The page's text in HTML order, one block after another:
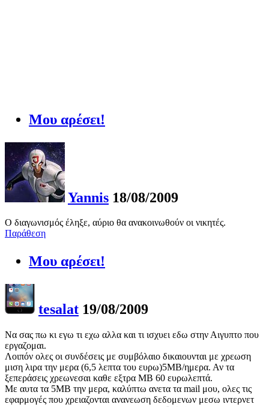
Μου αρέσει!
Yannis 18/08/2009
Ο διαγωνισμός έληξε, αύριο θα ανακοινωθούν οι νικητές.
Παράθεση
Μου αρέσει!
tesalat 19/08/2009
Να σας πω κι εγω τι εχω αλλα και τι ισχυει εδω στην Αιγυπτο που
εργαζομαι.
Λοιπόν ολες οι συνδέσεις με συμβόλαιο δικαιουνται με χρεωση
μιση λιρα την μερα (6,5 λεπτα του ευρω)5ΜΒ/ημερα. Αν τα
ξεπεράσεις χρεωνεσαι καθε εξτρα ΜΒ 60 ευρωλεπτά.
Με αυτα τα 5ΜΒ την μερα, καλύπτω ανετα τα mail μου, ολες τις
εφαρμογές που χρειαζονται ανανεωση δεδομενων μεσω ιντερνετ